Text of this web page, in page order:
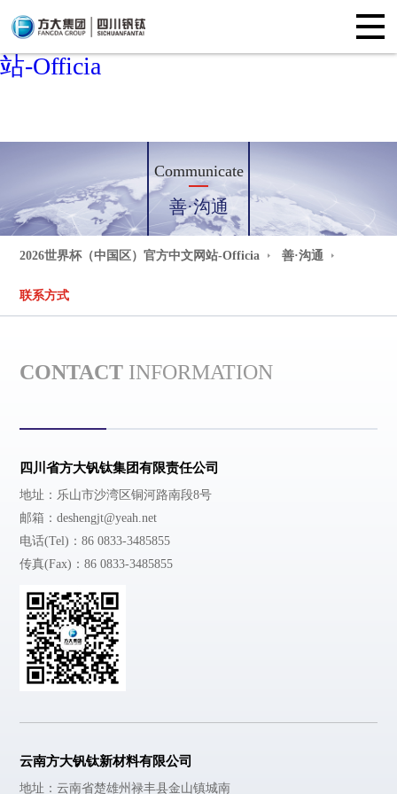
2026世界杯（中国区）官方中文网
站-Officia
Communicate
善·沟通
2026世界杯（中国区）官方中文网站-Officia 善·沟通
联系方式
CONTACT INFORMATION
四川省方大钒钛集团有限责任公司
地址：乐山市沙湾区铜河路南段8号
邮箱：deshengjt@yeah.net
电话(Tel)：86 0833-3485855
传真(Fax)：86 0833-3485855
云南方大钒钛新材料有限公司
地址：云南省楚雄州禄丰县金山镇城南